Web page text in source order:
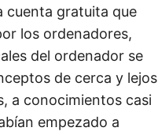
cuenta gratuita que
los ordenadores,
del ordenador se
de cerca y lejos
a conocimientos casi
empezado a